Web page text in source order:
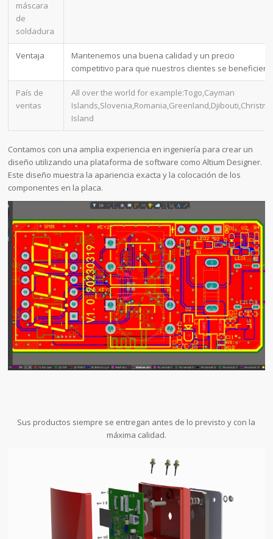
máscara
de
soldadura
Ventaja
Mantenemos una buena calidad y un precio
competitivo para que nuestros clientes se beneficien
País de
ventas
All over the world for example:Togo,Cayman
Island
Contamos con una amplia experiencia en ingeniería para crear un
diseño utilizando una plataforma de software como Altium Designer.
Este diseño muestra la apariencia exacta y la colocación de los
componentes en la placa.
Sus productos siempre se entregan antes de lo previsto y con la
máxima calidad.